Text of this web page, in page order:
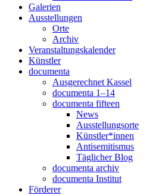
Galerien
Ausstellungen
Orte
Archiv
Veranstaltungskalender
Künstler
documenta
Ausgerechnet Kassel
documenta 1–14
documenta fifteen
News
Ausstellungsorte
Künstler*innen
Antisemitismus
Täglicher Blog
documenta archiv
documenta Institut
Förderer